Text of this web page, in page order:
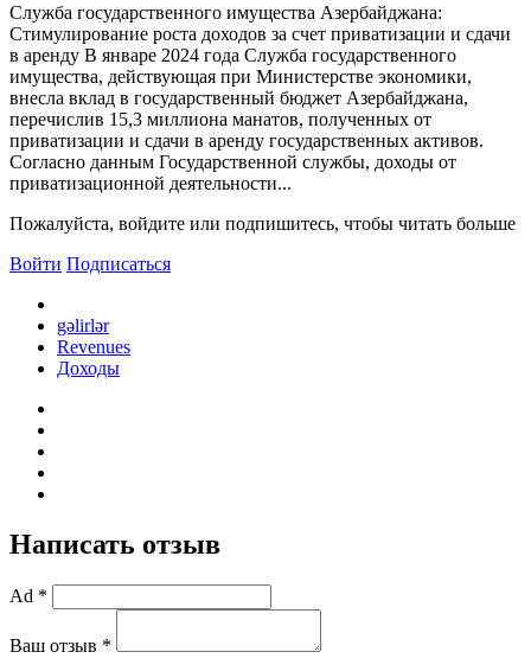
Служба государственного имущества Азербайджана:
Стимулирование роста доходов за счет приватизации и сдачи
в аренду В январе 2024 года Служба государственного
имущества, действующая при Министерстве экономики,
внесла вклад в государственный бюджет Азербайджана,
перечислив 15,3 миллиона манатов, полученных от
приватизации и сдачи в аренду государственных активов.
Согласно данным Государственной службы, доходы от
приватизационной деятельности...
Пожалуйста, войдите или подпишитесь, чтобы читать больше
Войти Подписаться
gəlirlər
Revenues
Доходы
Написать отзыв
Ad *
Ваш отзыв *